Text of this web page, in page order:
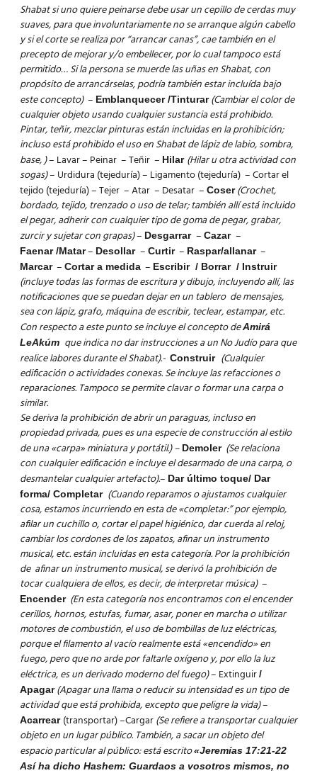
Shabat si uno quiere peinarse debe usar un cepillo de cerdas muy
suaves, para que involuntariamente no se arranque algún cabello
y si el corte se realiza por “arrancar canas”, cae también en el
precepto de mejorar y/o embellecer, por lo cual tampoco está
permitido… Si la persona se muerde las uñas en Shabat, con
propósito de arrancárselas, podría también estar incluída bajo
este concepto)– Emblanquecer /Tinturar (Cambiar el color de
cualquier objeto usando cualquier sustancia está prohibido.
Pintar, teñir, mezclar pinturas están incluidas en la prohibición;
incluso está prohibido el uso en Shabat de lápiz de labio, sombra,
base, )– Lavar – Peinar – Teñir – Hilar (Hilar u otra actividad con
sogas)– Urdidura (tejeduría) – Ligamento (tejeduría) – Cortar el
tejido (tejeduría) – Tejer – Atar – Desatar – Coser (Crochet,
bordado, tejido, trenzado o uso de telar; también allí está incluido
el pegar, adherir con cualquier tipo de goma de pegar, grabar,
zurcir y sujetar con grapas)– Desgarrar – Cazar –
Faenar /Matar– Desollar – Curtir– Raspar/allanar–
Marcar– Cortar a medida – Escribir / Borrar / Instruir
(incluye todas las formas de escritura y dibujo, incluyendo allí, las
notificaciones que se puedan dejar en un tablero de mensajes,
sea con lápiz, grafo, máquina de escribir, teclear, estampar, etc.
Con respecto a este punto se incluye el concepto deAmirá
LeAkúm que indica no dar instrucciones a un No Judío para que
realice labores durante el Shabat).- Construir (Cualquier
edificación o actividades conexas. Se incluye las refacciones o
reparaciones. Tampoco se permite clavar o formar una carpa o
similar.
Se deriva la prohibición de abrir un paraguas, incluso en
propiedad privada, pues es una especie de construcción al estilo
de una «carpa» miniatura y portátil.) – Demoler (Se relaciona
con cualquier edificación e incluye el desarmado de una carpa, o
desmantelar cualquier artefacto).– Dar último toque/ Dar
forma/ Completar (Cuando reparamos o ajustamos cualquier
cosa, estamos incurriendo en esta de «completar:” por ejemplo,
afilar un cuchillo o, cortar el papel higiénico, dar cuerda al reloj,
cambiar los cordones de los zapatos, afinar un instrumento
musical, etc. están incluidas en esta categoría. Por la prohibición
de afinar un instrumento musical, se derivó la prohibición de
tocar cualquiera de ellos, es decir, de interpretar música) –
Encender (En esta categoría nos encontramos con el encender
cerillos, hornos, estufas, fumar, asar, poner en marcha o utilizar
motores de combustión, el uso de bombillas de luz eléctricas,
porque el filamento al vacío realmente está «encendido» en
fuego, pero que no arde por faltarle oxígeno y, por ello la luz
eléctrica, es un derivado moderno del fuego)– Extinguir/
Apagar (Apagar una llama o reducir su intensidad es un tipo de
actividad que está prohibida, excepto que peligre la vida)–
Acarrear (transportar) –Cargar(Se refiere a transportar cualquier
objeto en un lugar público. También, a sacar un objeto del
espacio particular al público: está escrito«Jeremías 17:21-22
Así ha dicho Hashem: Guardaos a vosotros mismos, no